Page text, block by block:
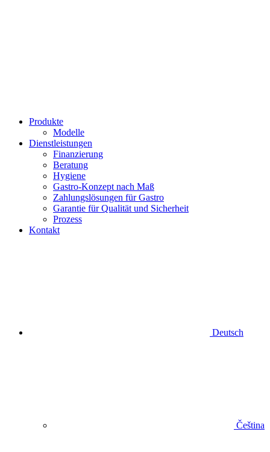
Produkte
Modelle
Dienstleistungen
Finanzierung
Beratung
Hygiene
Gastro-Konzept nach Maß
Zahlungslösungen für Gastro
Garantie für Qualität und Sicherheit
Prozess
Kontakt
Deutsch
Čeština